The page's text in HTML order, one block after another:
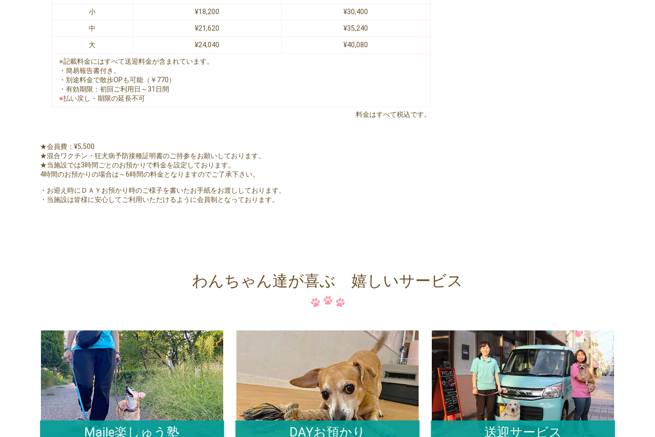
小 ¥18,200 ¥30,400
中 ¥21,620 ¥35,240
大 ¥24,040 ¥40,080
※記載料金にはすべて送迎料金が含まれています。
・簡易報告書付き。
・別途料金で散歩OPも可能（￥770）
・有効期限：初回ご利用日～31日間
※払い戻し・期限の延長不可
料金はすべて税込です。
★会員費：¥5,500
★混合ワクチン・狂犬病予防接種証明書のご持参をお願いしております。
★当施設では3時間ごとのお預かりで料金を設定しております。
4時間のお預かりの場合は～6時間の料金となりますのでご了承下さい。
・お迎え時にＤＡＹお預かり時のご様子を書いたお手紙をお渡ししております。
・当施設は皆様に安心してご利用いただけるように会員制となっております。
わんちゃん達が喜ぶ 嬉しいサービス
Maile楽しゅう塾 DAYお預かり 送迎サービス